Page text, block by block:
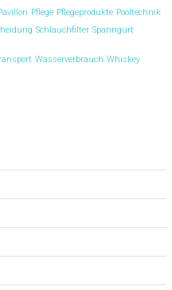
Pflege Pflegeprodukte Pooltechnik
Schlauchfilter Spanngurt
Wasserverbrauch Whiskey